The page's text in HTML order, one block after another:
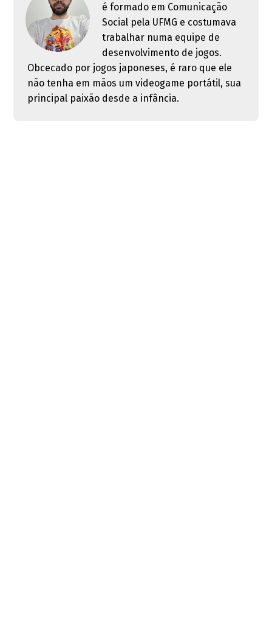
é formado em Comunicação
Social pela UFMG e costumava
trabalhar numa equipe de
desenvolvimento de jogos.
Obcecado por jogos japoneses, é raro que ele
não tenha em mãos um videogame portátil, sua
principal paixão desde a infância.